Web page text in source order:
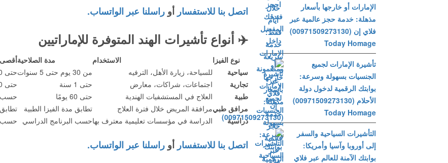
اتصل بنا للاستفسار أوراسلنا عبر الواتساب.
✈️أنواع تأشيرات الهند المتوفرة للإماراتيين
نوع الفيزا الاستخدام مدة الصلاحيةأقصى
سياحية
للسياحة، زيارة الأهل، الترفيه من 30 يوم حتى 5 سنوات
حتى 90 يومًا
تجارية
اجتماعات، شراكات، معارض حتى 1 سنة
حتى 180 يومًا
طبية
العلاج في المستشفيات الهندية حتى 60 يومًا
حسب
مرافق طبيمرافقة المريض خلال فترة العلاج تطابق مدة الفيزا الطبية
دراسية
الدراسة في مؤسسات تعليمية معترف بهاحسب البرنامج الدراسي حسب
اتصل بنا للاستفسار أوراسلنا عبر الواتساب.
الإمارات أو خارجها بأسعار
مذهلة: خدمة حجز عالمية عبر
فلاي إن (00971509273130)
Today Homage
تأشيرة الإمارات لجميع
الجنسيات بسهولة وسرعة:
بوابتك الرقمية لدخول دولة
الأحلام (00971509273130)
Today Homage
التأشيرات السياحية والسفر
إلى أوروبا وآسيا وأمريكا:
بوابتك الآمنة للعالم عبر فلاي